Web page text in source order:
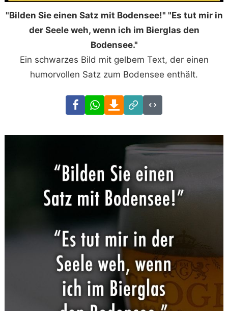
"Bilden Sie einen Satz mit Bodensee!" "Es tut mir in
der Seele weh, wenn ich im Bierglas den
Bodensee."
Ein schwarzes Bild mit gelbem Text, der einen
humorvollen Satz zum Bodensee enthält.
FacebookWhatsAppDownload
Link
Code